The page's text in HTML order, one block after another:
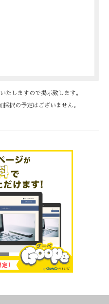
たしますので掲示致します。
択の予定はございません。